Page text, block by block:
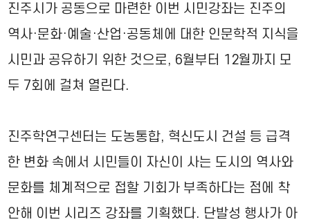
진주시가 공동으로 마련한 이번 시민강좌는 진주의
역사·문화·예술·산업·공동체에 대한 인문학적 지식을
시민과 공유하기 위한 것으로, 6월부터 12월까지 모
두 7회에 걸쳐 열린다.
진주학연구센터는 도농통합, 혁신도시 건설 등 급격
한 변화 속에서 시민들이 자신이 사는 도시의 역사와
문화를 체계적으로 접할 기회가 부족하다는 점에 착
안해 이번 시리즈 강좌를 기획했다. 단발성 행사가 아